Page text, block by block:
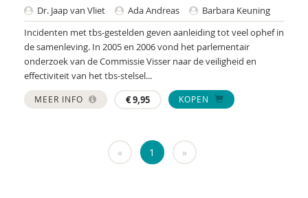
Landelijk Kenniscentrum LVB
LIDIE
Maatschappelijk Impact Team
Mariëlle Bruning
Dr. Jaap van Vliet Ada Andreas
Barbara Keuning
Incidenten met tbs-gestelden geven aanleiding tot veel ophef in
de samenleving. In 2005 en 2006 vond het parlementair
onderzoek van de Commissie Visser naar de veiligheid en
effectiviteit van het tbs-stelsel...
MEER INFO €9,95 KOPEN
« 1 »